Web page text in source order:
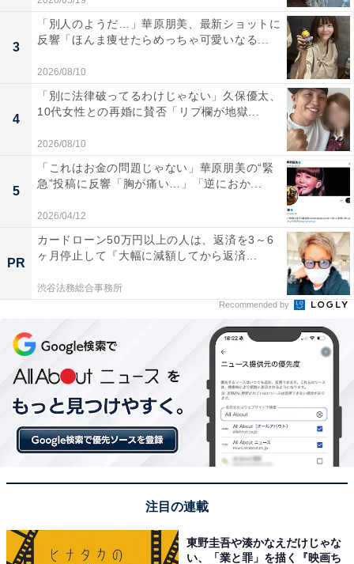
3
「別人のようだ…」華原朋美、最新ショットに
反響「ほんま痩せたらめっちゃ可愛いなる...
2026/08/10
4
「別に法律破ってるわけじゃない」久保優太、
10代女性との再婚に賛否「リプ欄が地獄...
2026/08/10
5
「これはお金の問題じゃない」華原朋美の“緊
急”投稿に反響「胸が痛い…」「逆におか...
2026/04/12
PR
カードローン50万円以上の人は、返済を3～6
ヶ月停止して『大幅に減額してから返済...
渋谷法務総合事務所
Recommended by
注目の連載
東野圭吾や湊かなえだけじゃな
い、「業と罪」を描く『映画ち